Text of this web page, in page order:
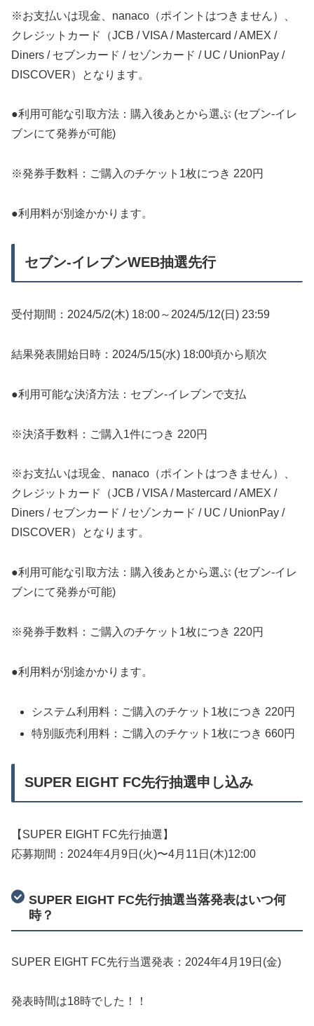
※お支払いは現金、nanaco（ポイントはつきません）、
クレジットカード（JCB / VISA / Mastercard / AMEX /
Diners / セブンカード / セゾンカード / UC / UnionPay /
DISCOVER）となります。
●利用可能な引取方法：購入後あとから選ぶ (セブン-イレ
ブンにて発券が可能)
※発券手数料：ご購入のチケット1枚につき 220円
●利用料が別途かかります。
セブン-イレブンWEB抽選先行
受付期間：2024/5/2(木) 18:00～2024/5/12(日) 23:59
結果発表開始日時：2024/5/15(水) 18:00頃から順次
●利用可能な決済方法：セブン-イレブンで支払
※決済手数料：ご購入1件につき 220円
※お支払いは現金、nanaco（ポイントはつきません）、
クレジットカード（JCB / VISA / Mastercard / AMEX /
Diners / セブンカード / セゾンカード / UC / UnionPay /
DISCOVER）となります。
●利用可能な引取方法：購入後あとから選ぶ (セブン-イレ
ブンにて発券が可能)
※発券手数料：ご購入のチケット1枚につき 220円
●利用料が別途かかります。
システム利用料：ご購入のチケット1枚につき 220円
特別販売利用料：ご購入のチケット1枚につき 660円
SUPER EIGHT FC先行抽選申し込み
【SUPER EIGHT FC先行抽選】
応募期間：2024年4月9日(火)〜4月11日(木)12:00
SUPER EIGHT FC先行抽選当落発表はいつ何
時？
SUPER EIGHT FC先行当選発表：2024年4月19日(金)
発表時間は18時でした！！